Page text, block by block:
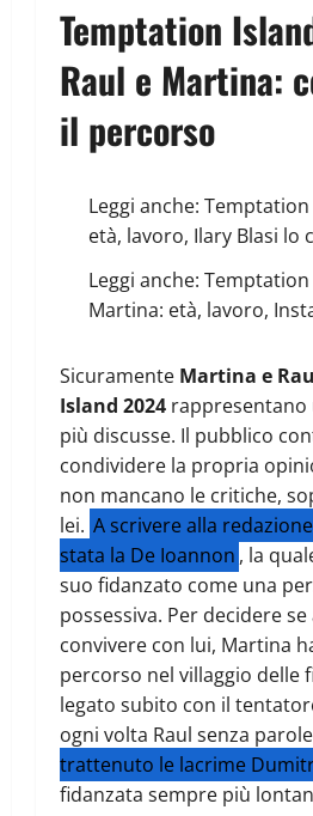
Temptation
Raul e Martina:
il percorso
Leggi anche: Temptation
età, lavoro, Ilary Blasi lo
Leggi anche: Temptation
Martina: età, lavoro,
Sicuramente Martina e
Island 2024 rappresentano
più discusse. Il pubblico
condividere la propria
non mancano le critiche,
lei. A scrivere alla
stata la De Ioannon , la
suo fidanzato come una
possessiva. Per decidere
convivere con lui, Martina
percorso nel villaggio delle
legato subito con il
ogni volta Raul senza
trattenuto le lacrime
fidanzata sempre più